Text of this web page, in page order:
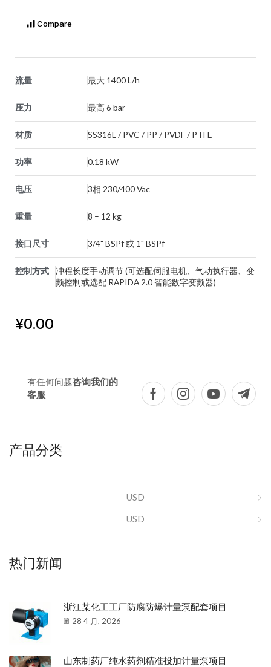
Compare
流量 最大 1400 L/h
压力 最高 6 bar
材质 SS316L / PVC / PP / PVDF / PTFE
功率 0.18 kW
电压 3相 230/400 Vac
重量 8 – 12 kg
接口尺寸 3/4" BSPf 或 1" BSPf
控制方式
冲程长度手动调节 (可选配伺服电机、气动执行器、变
频控制或选配 RAPIDA 2.0 智能数字变频器)
¥0.00
有任何问题咨询我们的
客服
产品分类
USD
USD
热门新闻
浙江某化工工厂防腐防爆计量泵配套项目
28 4 月, 2026
山东制药厂纯水药剂精准投加计量泵项目